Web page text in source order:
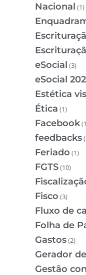
Nacional (1)
eSocial (3)
eSocial
Estética
Ética (1)
Facebook
feedbacks
Feriado (1)
FGTS(10)
Fisco (3)
Fluxo de
Folha de
Gastos(2)
Gerador
Gestão